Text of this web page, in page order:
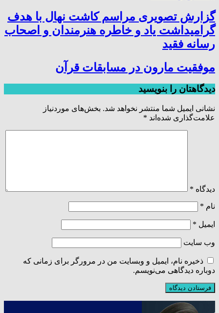
گزارش تصویری مراسم کاشت نهال با هدف
گرامیداشت یاد و خاطره هنرمندان و اصحاب
رسانه فقید
موفقیت مارون در مسابقات قرآن
دیدگاهتان را بنویسید
نشانی ایمیل شما منتشر نخواهد شد. بخش‌های موردنیاز
علامت‌گذاری شده‌اند *
دیدگاه *
نام *
ایمیل *
وب‌ سایت
ذخیره نام، ایمیل و وبسایت من در مرورگر برای زمانی که
دوباره دیدگاهی می‌نویسم.